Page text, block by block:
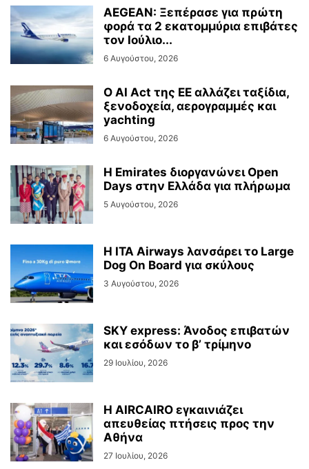
AEGEAN: Ξεπέρασε για πρώτη
φορά τα 2 εκατομμύρια επιβάτες
τον Ιούλιο...
6 Αυγούστου, 2026
Ο AI Act της ΕΕ αλλάζει ταξίδια,
ξενοδοχεία, αερογραμμές και
yachting
6 Αυγούστου, 2026
Η Emirates διοργανώνει Open
Days στην Ελλάδα για πλήρωμα
5 Αυγούστου, 2026
Η ITA Airways λανσάρει το Large
Dog On Board για σκύλους
3 Αυγούστου, 2026
SKY express: Άνοδος επιβατών
και εσόδων το β’ τρίμηνο
29 Ιουλίου, 2026
Η AIRCAIRO εγκαινιάζει
απευθείας πτήσεις προς την
Αθήνα
27 Ιουλίου, 2026